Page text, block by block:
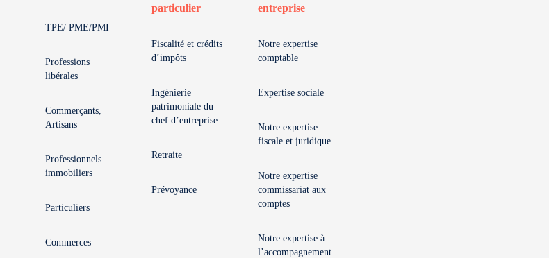
TPE/ PME/PMI
Professions
libérales
Commerçants,
Artisans
Professionnels
immobiliers
Particuliers
Commerces
particulier
Fiscalité et crédits
d’impôts
Ingénierie
patrimoniale du
chef d’entreprise
Retraite
Prévoyance
entreprise
Notre expertise
comptable
Expertise sociale
Notre expertise
fiscale et juridique
Notre expertise
commissariat aux
comptes
Notre expertise à
l’accompagnement